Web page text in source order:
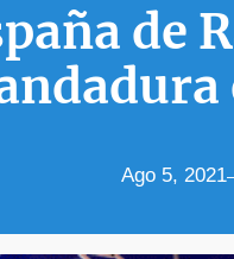
de
Ago 5, 2021